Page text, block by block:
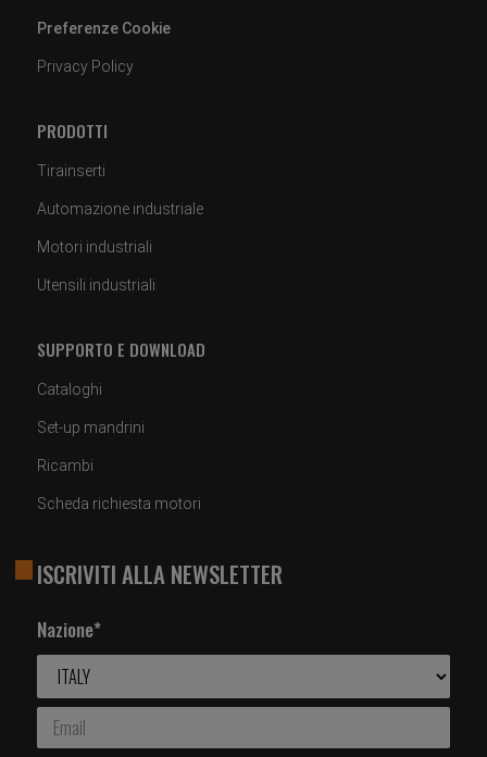
Preferenze Cookie
Privacy Policy
PRODOTTI
Tirainserti
Automazione industriale
Motori industriali
Utensili industriali
SUPPORTO E DOWNLOAD
Cataloghi
Set-up mandrini
Ricambi
Scheda richiesta motori
ISCRIVITI ALLA NEWSLETTER
Nazione*